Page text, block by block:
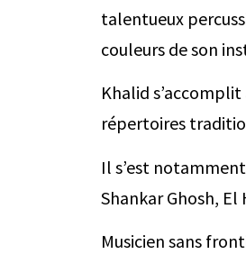
talentueux
couleurs de son
Khalid
répertoires
Il s’est
Shankar Ghosh,
Musicien sans